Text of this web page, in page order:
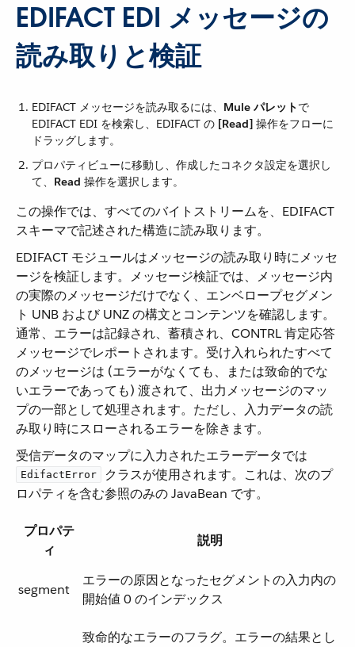
EDIFACT EDI メッセージの
読み取りと検証
EDIFACT メッセージを読み取るには、​ Mule パレット​で
EDIFACT EDI を検索し、EDIFACT の ​ [Read] ​ 操作をフローに
ドラッグします。
プロパティビューに移動し、作成したコネクタ設定を選択し
て、​ Read ​ 操作を選択します。
この操作では、すべてのバイトストリームを、EDIFACT
スキーマで記述された構造に読み取ります。
EDIFACT モジュールはメッセージの読み取り時にメッセ
ージを検証します。メッセージ検証では、メッセージ内
の実際のメッセージだけでなく、エンベロープセグメン
ト UNB および UNZ の構文とコンテンツを確認します。
通常、エラーは記録され、蓄積され、CONTRL 肯定応答
メッセージでレポートされます。受け入れられたすべて
のメッセージは (エラーがなくても、または致命的でな
いエラーであっても) 渡されて、出力メッセージのマッ
プの一部として処理されます。ただし、入力データの読
み取り時にスローされるエラーを除きます。
受信データのマップに入力されたエラーデータでは ​
EdifactError
​ クラスが使用されます。これは、次のプ
ロパティを含む参照のみの JavaBean です。
プロパテ
ィ
説明
segment
エラーの原因となったセグメントの入力内の
開始値 0 のインデックス
致命的なエラーのフラグ。エラーの結果とし